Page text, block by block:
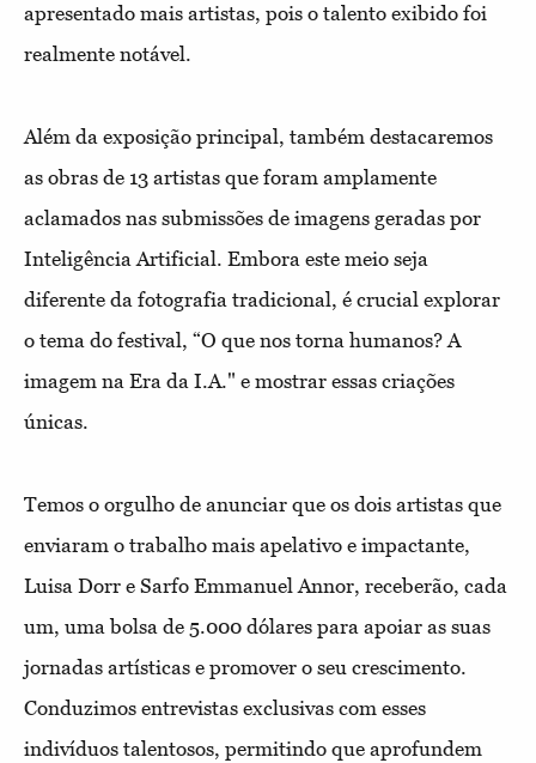
apresentado mais artistas, pois o talento exibido foi
realmente notável.
Além da exposição principal, também destacaremos
as obras de 13 artistas que foram amplamente
aclamados nas submissões de imagens geradas por
Inteligência Artificial. Embora este meio seja
diferente da fotografia tradicional, é crucial explorar
o tema do festival, “O que nos torna humanos? A
imagem na Era da I.A." e mostrar essas criações
únicas.
Temos o orgulho de anunciar que os dois artistas que
enviaram o trabalho mais apelativo e impactante,
Luisa Dorr e Sarfo Emmanuel Annor, receberão, cada
um, uma bolsa de 5.000 dólares para apoiar as suas
jornadas artísticas e promover o seu crescimento.
Conduzimos entrevistas exclusivas com esses
indivíduos talentosos, permitindo que aprofundem